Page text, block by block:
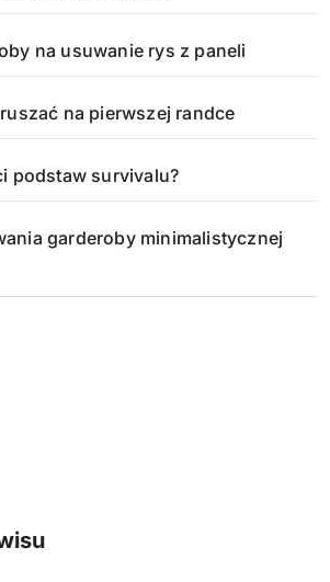
na usuwanie rys z paneli
na pierwszej randce
podstaw survivalu?
garderoby minimalistycznej